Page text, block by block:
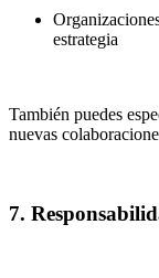
estrategia
También puedes
nuevas
7.